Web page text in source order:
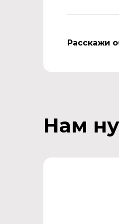
Расскажи
Нам